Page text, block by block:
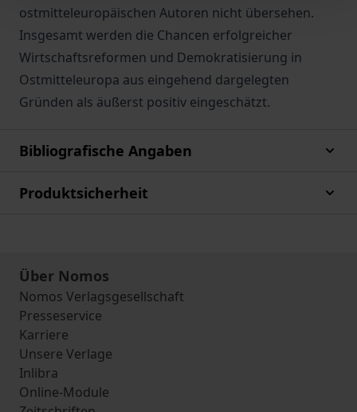
ostmitteleuropäischen Autoren nicht übersehen.
Insgesamt werden die Chancen erfolgreicher
Wirtschaftsreformen und Demokratisierung in
Ostmitteleuropa aus eingehend dargelegten
Gründen als äußerst positiv eingeschätzt.
Bibliografische Angaben
Produktsicherheit
Über Nomos
Nomos Verlagsgesellschaft
Presseservice
Karriere
Unsere Verlage
Inlibra
Online-Module